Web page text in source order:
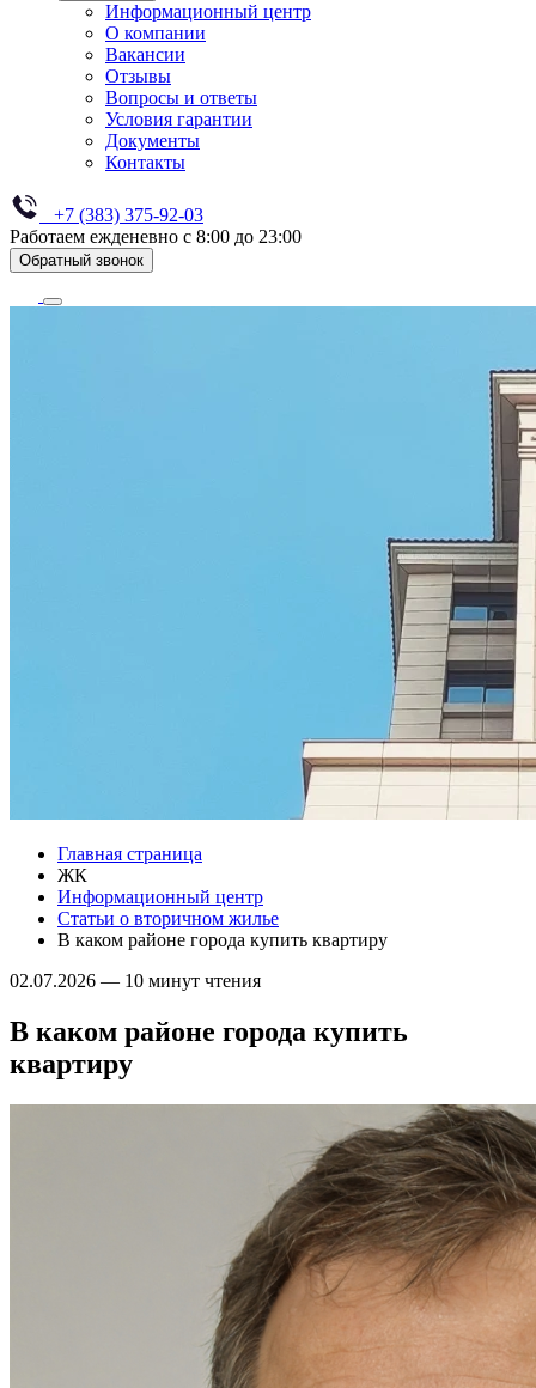
Информационный центр
О компании
Вакансии
Отзывы
Вопросы и ответы
Условия гарантии
Документы
Контакты
+7 (383) 375-92-03
Работаем ежденевно с 8:00 до 23:00
Обратный звонок
Главная страница
ЖК
Информационный центр
Статьи о вторичном жилье
В каком районе города купить квартиру
02.07.2026 — 10 минут чтения
В каком районе города купить
квартиру